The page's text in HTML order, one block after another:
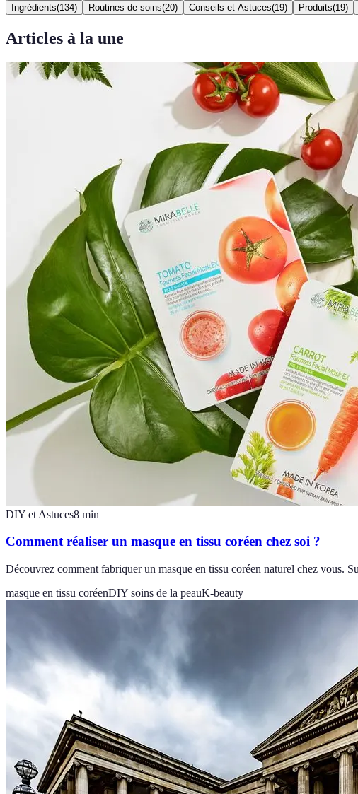
Ingrédients(134) Routines de soins(20) Conseils et Astuces(19) Produits(19)
Articles à la une
DIY et Astuces8 min
Comment réaliser un masque en tissu coréen chez soi ?
Découvrez comment fabriquer un masque en tissu coréen naturel chez vous.
masque en tissu coréenDIY soins de la peauK-beauty